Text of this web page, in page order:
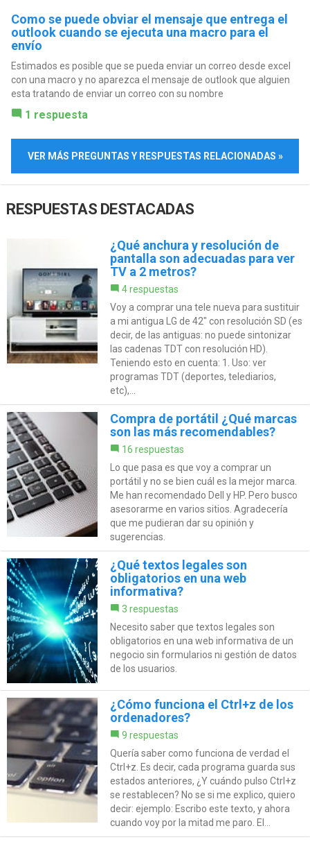
Como se puede obviar el mensaje que entrega el
outlook cuando se ejecuta una macro para el
envío
Estimados es posible que se pueda enviar un correo desde excel
con una macro y no aparezca el mensaje de outlook que alguien
esta tratando de enviar un correo con su nombre
1 respuesta
VER MÁS PREGUNTAS Y RESPUESTAS RELACIONADAS »
RESPUESTAS DESTACADAS
¿Qué anchura y resolución de
pantalla son adecuadas para ver
TV a 2 metros?
4 respuestas
Voy a comprar una tele nueva para sustituir
a mi antigua LG de 42" con resolución SD (es
decir, de las antiguas: no puede sintonizar
las cadenas TDT con resolución HD).
Teniendo esto en cuenta: 1. Uso: ver
programas TDT (deportes, telediarios,
etc),...
Compra de portátil ¿Qué marcas
son las más recomendables?
16 respuestas
Lo que pasa es que voy a comprar un
portátil y no se bien cuál es la mejor marca.
Me han recomendado Dell y HP. Pero busco
asesorarme en varios sitios. Agradecería
que me pudieran dar su opinión y
sugerencias.
¿Qué textos legales son
obligatorios en una web
informativa?
3 respuestas
Necesito saber que textos legales son
obligatorios en una web informativa de un
negocio sin formularios ni gestión de datos
de los usuarios.
¿Cómo funciona el Ctrl+z de los
ordenadores?
9 respuestas
Quería saber como funciona de verdad el
Ctrl+z. Es decir, cada programa guarda sus
estados anteriores, ¿Y cuándo pulso Ctrl+z
se restablecen? No se si me explico, quiero
decir: ejemplo: Escribo este texto, y ahora
cuando voy por la mitad me paro. El...